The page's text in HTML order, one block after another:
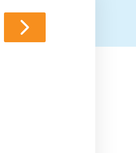
5,600 USD
5,700 USD
5,800 USD
5,900 USD